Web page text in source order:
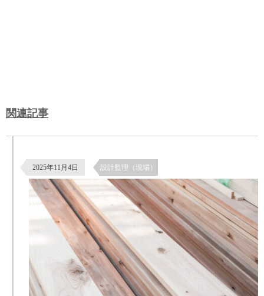
関連記事
2025年11月4日 設計監理（現場）